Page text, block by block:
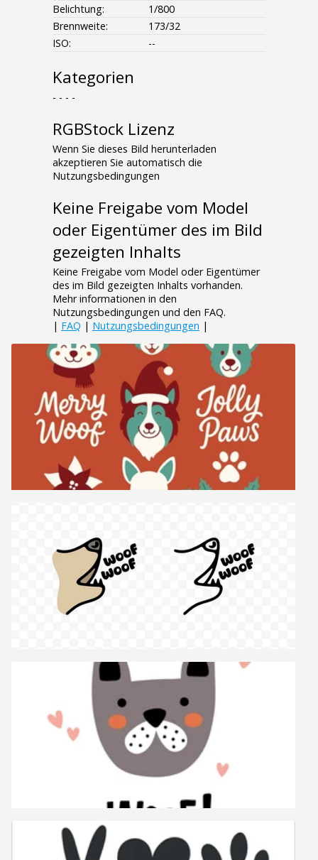
Belichtung:
1/800
Brennweite:
173/32
ISO:
--
Kategorien
- - - -
RGBStock Lizenz
Wenn Sie dieses Bild herunterladen
akzeptieren Sie automatisch die
Nutzungsbedingungen
Keine Freigabe vom Model
oder Eigentümer des im Bild
gezeigten Inhalts
Keine Freigabe vom Model oder Eigentümer
des im Bild gezeigten Inhalts vorhanden.
Mehr informationen in den
Nutzungsbedingungen und den FAQ.
| FAQ | Nutzungsbedingungen |